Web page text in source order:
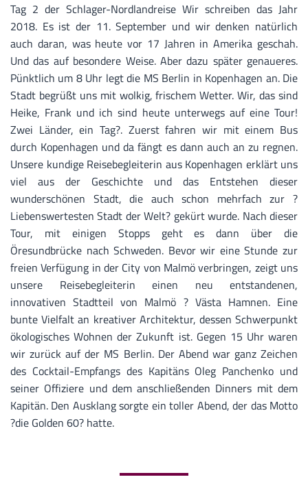
Tag 2 der Schlager-Nordlandreise Wir schreiben das Jahr
2018. Es ist der 11. September und wir denken natürlich
auch daran, was heute vor 17 Jahren in Amerika geschah.
Und das auf besondere Weise. Aber dazu später genaueres.
Pünktlich um 8 Uhr legt die MS Berlin in Kopenhagen an. Die
Stadt begrüßt uns mit wolkig, frischem Wetter. Wir, das sind
Heike, Frank und ich sind heute unterwegs auf eine Tour!
Zwei Länder, ein Tag?. Zuerst fahren wir mit einem Bus
durch Kopenhagen und da fängt es dann auch an zu regnen.
Unsere kundige Reisebegleiterin aus Kopenhagen erklärt uns
viel aus der Geschichte und das Entstehen dieser
wunderschönen Stadt, die auch schon mehrfach zur ?
Liebenswertesten Stadt der Welt? gekürt wurde. Nach dieser
Tour, mit einigen Stopps geht es dann über die
Öresundbrücke nach Schweden. Bevor wir eine Stunde zur
freien Verfügung in der City von Malmö verbringen, zeigt uns
unsere Reisebegleiterin einen neu entstandenen,
innovativen Stadtteil von Malmö ? Västa Hamnen. Eine
bunte Vielfalt an kreativer Architektur, dessen Schwerpunkt
ökologisches Wohnen der Zukunft ist. Gegen 15 Uhr waren
wir zurück auf der MS Berlin. Der Abend war ganz Zeichen
des Cocktail-Empfangs des Kapitäns Oleg Panchenko und
seiner Offiziere und dem anschließenden Dinners mit dem
Kapitän. Den Ausklang sorgte ein toller Abend, der das Motto
?die Golden 60? hatte.